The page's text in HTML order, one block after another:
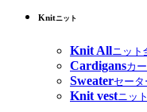
Knitニット
Knit Allニット
Cardigansカ
Sweaterセータ
Knit vestニッ